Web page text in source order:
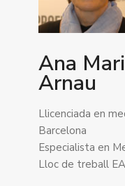
Ana
Arnau
Llicenciada en
Barcelona
Especialista en
Lloc de treball